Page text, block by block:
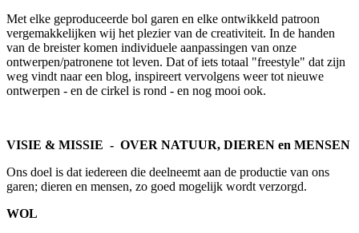
Met elke geproduceerde bol garen en elke ontwikkeld patroon
vergemakkelijken wij het plezier van de creativiteit. In de handen
van de breister komen individuele aanpassingen van onze
ontwerpen/patronene tot leven. Dat of iets totaal "freestyle" dat zijn
weg vindt naar een blog, inspireert vervolgens weer tot nieuwe
ontwerpen - en de cirkel is rond - en nog mooi ook.
VISIE & MISSIE - OVER NATUUR, DIEREN en MENSEN
Ons doel is dat iedereen die deelneemt aan de productie van ons
garen; dieren en mensen, zo goed mogelijk wordt verzorgd.​
WOL